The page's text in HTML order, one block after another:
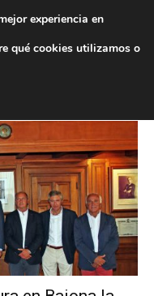
experiencia en
qué cookies utilizamos o